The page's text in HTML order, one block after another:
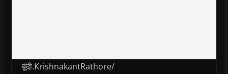
बूंदी.KrishnakantRathore/